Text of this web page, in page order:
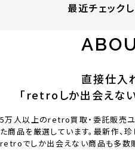
最近チェック
直接仕入
「retroしか出会えな
5万人以上のretro買取・委託販売
た商品を厳選しています。最新作、
retroでしか出会えない商品も多数販